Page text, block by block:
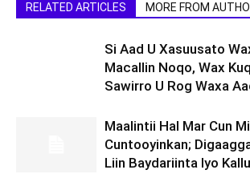
RELATED ARTICLES MORE FROM
Si Aad U Xasuusato
Macallin Noqo, Wax
Sawirro U Rog Waxa
Maalintii Hal Mar Cun
Cuntooyinkan;
Liin Baydariinta Iyo